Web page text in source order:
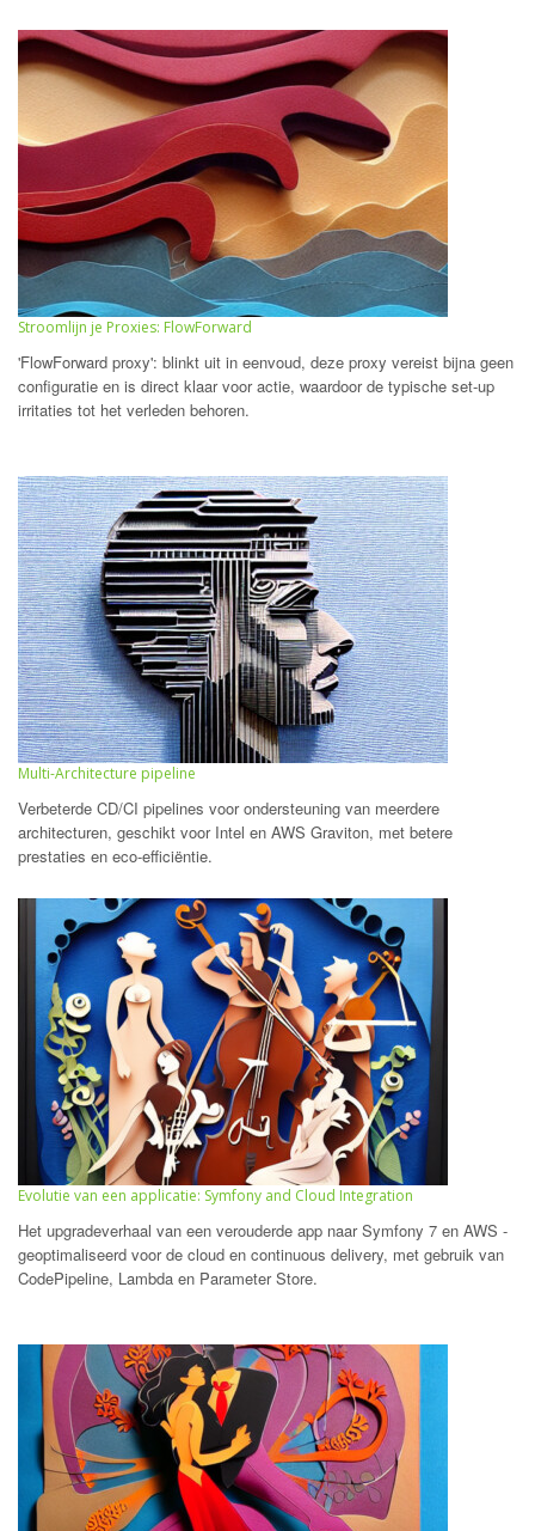
Stroomlijn je Proxies: FlowForward
'FlowForward proxy': blinkt uit in eenvoud, deze proxy vereist bijna geen
configuratie en is direct klaar voor actie, waardoor de typische set-up
irritaties tot het verleden behoren.
Multi-Architecture pipeline
Verbeterde CD/CI pipelines voor ondersteuning van meerdere
architecturen, geschikt voor Intel en AWS Graviton, met betere
prestaties en eco-efficiëntie.
Evolutie van een applicatie: Symfony and Cloud Integration
Het upgradeverhaal van een verouderde app naar Symfony 7 en AWS -
geoptimaliseerd voor de cloud en continuous delivery, met gebruik van
CodePipeline, Lambda en Parameter Store.